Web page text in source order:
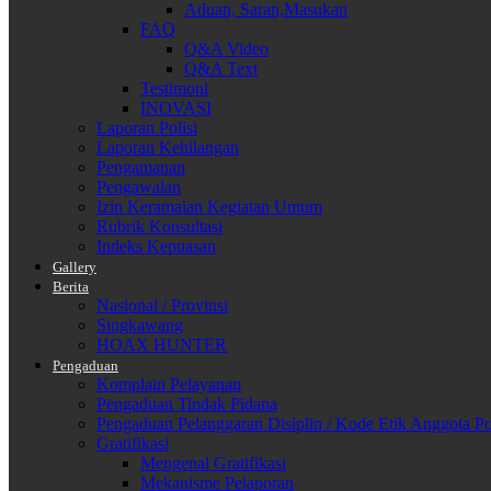
Aduan, Saran,Masukan
FAQ
Q&A Video
Q&A Text
Testimoni
INOVASI
Laporan Polisi
Laporan Kehilangan
Pengamanan
Pengawalan
Izin Keramaian Kegiatan Umum
Rubrik Konsultasi
Indeks Kepuasan
Gallery
Berita
Nasional / Provinsi
Singkawang
HOAX HUNTER
Pengaduan
Komplain Pelayanan
Pengaduan Tindak Pidana
Pengaduan Pelanggaran Disiplin / Kode Etik Anggota
Gratifikasi
Mengenal Gratifikasi
Mekanisme Pelaporan